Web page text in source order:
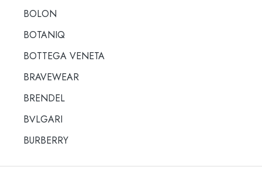
BOLON
BOTANIQ
BOTTEGA VENETA
BRAVEWEAR
BRENDEL
BULGARI
BURBERRY